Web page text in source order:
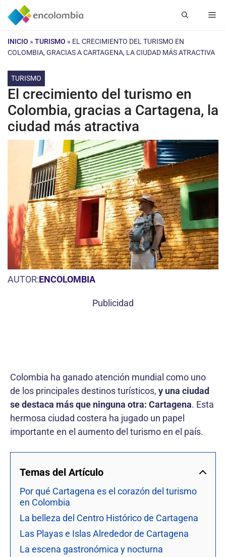
Saltar
INICIO » TURISMO » EL CRECIMIENTO DEL TURISMO EN
COLOMBIA, GRACIAS A CARTAGENA, LA CIUDAD MÁS ATRACTIVA
TURISMO
El crecimiento del turismo en
Colombia, gracias a Cartagena, la
ciudad más atractiva
AUTOR:ENCOLOMBIA
Publicidad
Colombia ha ganado atención mundial como uno
de los principales destinos turísticos, y una ciudad
se destaca más que ninguna otra: Cartagena. Esta
hermosa ciudad costera ha jugado un papel
importante en el aumento del turismo en el país.
Temas del Artículo
Por qué Cartagena es el corazón del turismo
en Colombia
La belleza del Centro Histórico de Cartagena
Las Playas e Islas Alrededor de Cartagena
La escena gastronómica y nocturna